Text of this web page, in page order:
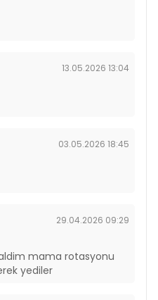
13.05.2026 13:04
03.05.2026 18:45
29.04.2026 09:29
mama rotasyonu
yediler